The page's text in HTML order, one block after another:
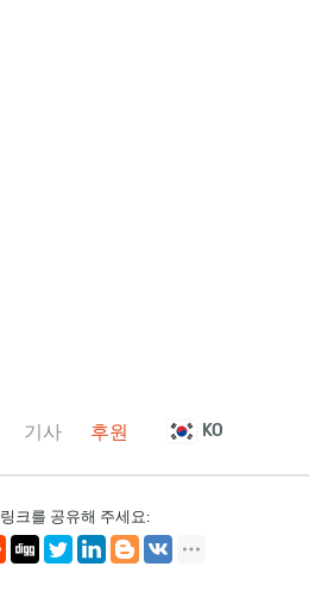
기사 후원 KO
링크를 공유해 주세요: